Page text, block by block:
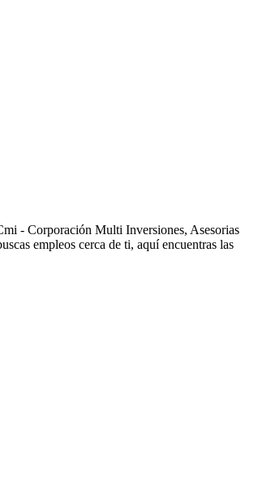
- Corporación Multi Inversiones, Asesorias
empleos cerca de ti, aquí encuentras las